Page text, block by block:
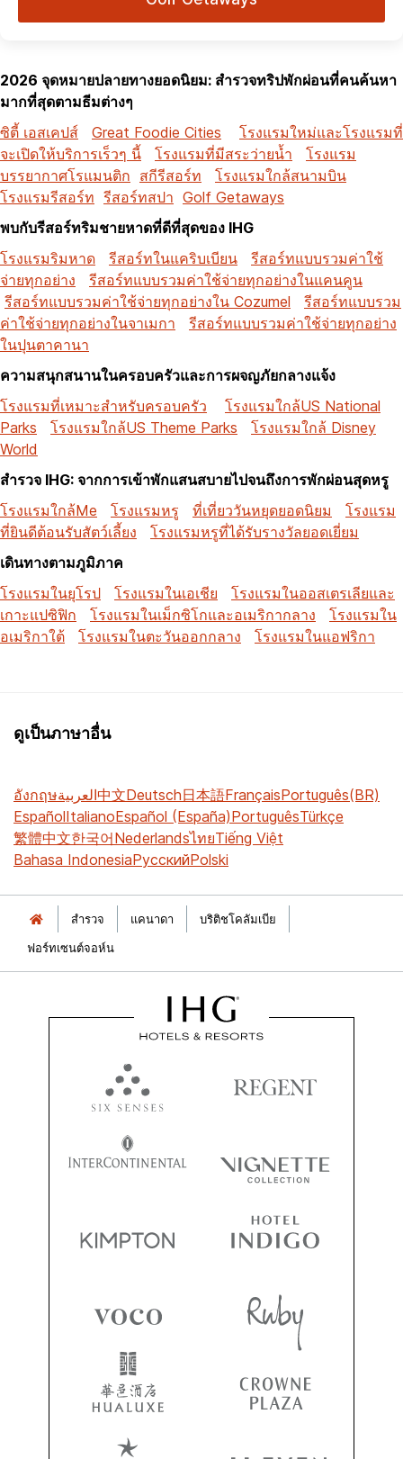
2026 จุดหมายปลายทางยอดนิยม: สำรวจทริปพักผ่อนที่คนค้นหา
มากที่สุดตามธีมต่างๆ
ซิตี้ เอสเคปส์
Great Foodie Cities
โรงแรมใหม่และโรงแรมที่
จะเปิดให้บริการเร็วๆ นี้
โรงแรมที่มีสระว่ายน้ำ
โรงแรม
บรรยากาศโรแมนติก สกีรีสอร์ท
โรงแรมใกล้สนามบิน
โรงแรมรีสอร์ท รีสอร์ทสปา Golf Getaways
พบกับรีสอร์ทริมชายหาดที่ดีที่สุดของ IHG
โรงแรมริมหาด
รีสอร์ทในแคริบเบียน
รีสอร์ทแบบรวมค่าใช้
จ่ายทุกอย่าง
รีสอร์ทแบบรวมค่าใช้จ่ายทุกอย่างในแคนคูน
รีสอร์ทแบบรวมค่าใช้จ่ายทุกอย่างใน Cozumel
รีสอร์ทแบบรวม
ค่าใช้จ่ายทุกอย่างในจาเมกา
รีสอร์ทแบบรวมค่าใช้จ่ายทุกอย่าง
ในปุนตาคานา
ความสนุกสนานในครอบครัวและการผจญภัยกลางแจ้ง
โรงแรมที่เหมาะสำหรับครอบครัว
โรงแรมใกล้US National
Parks
โรงแรมใกล้US Theme Parks
โรงแรมใกล้ Disney
World
สำรวจ IHG: จากการเข้าพักแสนสบายไปจนถึงการพักผ่อนสุดหรู
โรงแรมใกล้Me
โรงแรมหรู ที่เที่ยววันหยุดยอดนิยม
โรงแรม
ที่ยินดีต้อนรับสัตว์เลี้ยง
โรงแรมหรูที่ได้รับรางวัลยอดเยี่ยม
เดินทางตามภูมิภาค
โรงแรมในยุโรป
โรงแรมในเอเชีย
โรงแรมในออสเตรเลียและ
เกาะแปซิฟิก
โรงแรมในเม็กซิโกและอเมริกากลาง
โรงแรมใน
อเมริกาใต้
โรงแรมในตะวันออกกลาง โรงแรมในแอฟริกา
ดูเป็นภาษาอื่น
อังกฤษالعربية中文Deutsch日本語FrançaisPortuguês(BR)
EspañolItalianoEspañol (España)PortuguêsTürkçe
繁體中文한국어NederlandsไทยTiếng Việt
Bahasa IndonesiaРусскийPolski
สำรวจ แคนาดา
บริติชโคลัมเบีย
ฟอร์ทเซนต์จอห์น